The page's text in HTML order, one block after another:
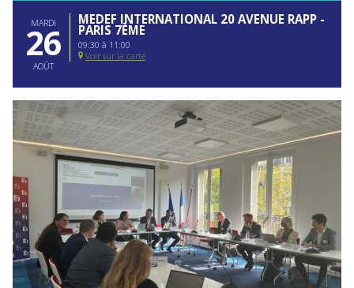
MARDI
26
AOÛT
MEDEF INTERNATIONAL 20 AVENUE RAPP -
PARIS 7ÈME
09:30 à 11:00
Voir sur la carte